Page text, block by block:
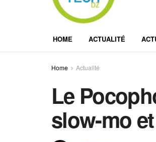
HOME ACTUALITÉ
Home Actualité
Le
slow-mo